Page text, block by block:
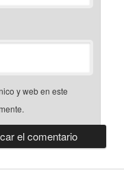
y web en este